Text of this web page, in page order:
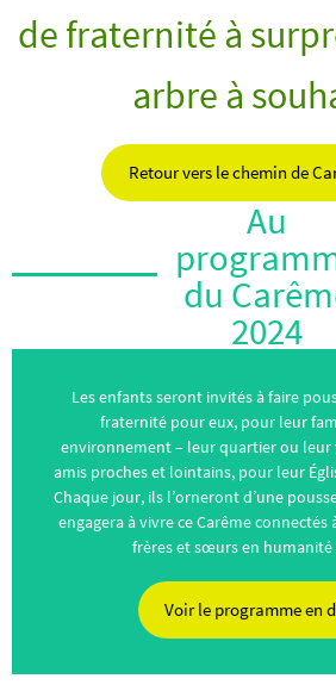
de fraternité à
arbre à
Retour vers le chemin de
Au
du
2024
Les enfants seront invités à faire
fraternité pour eux, pour leur
environnement – leur quartier ou leur
amis proches et lointains, pour leur
Chaque jour, ils l’orneront d’une
engagera à vivre ce Carême connectés
frères et sœurs en humanité
Voir le programme en